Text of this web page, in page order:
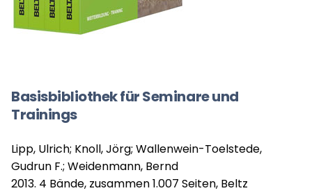
Basisbibliothek für Seminare und
Trainings
Lipp, Ulrich; Knoll, Jörg; Wallenwein-Toelstede,
Gudrun F.; Weidenmann, Bernd
2013. 4 Bände, zusammen 1.007 Seiten, Beltz